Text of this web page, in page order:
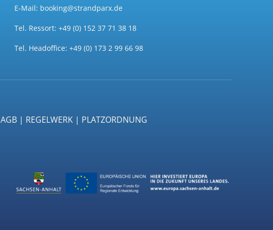
E-Mail: booking@strandparx.de
Tel. Ressort: +49 (0) 152 37 71 38 18
Tel. Headoffice: +49 (0) 173 2 99 66 98
AGB | REGELWERK | PLATZORDNUNG